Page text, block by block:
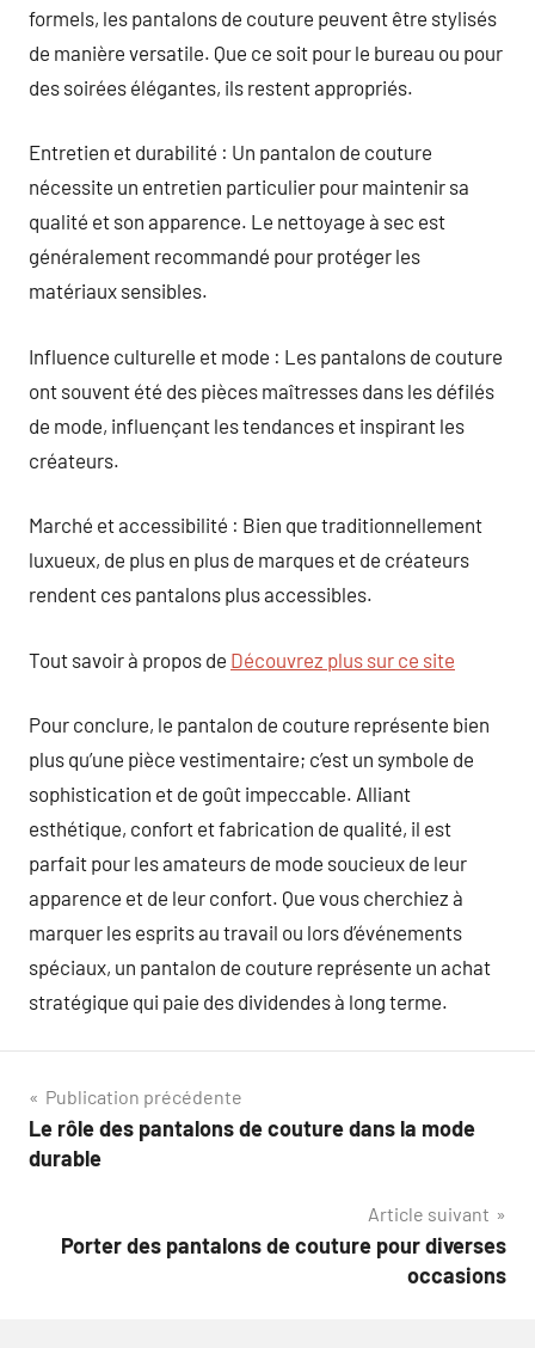
formels, les pantalons de couture peuvent être stylisés
de manière versatile. Que ce soit pour le bureau ou pour
des soirées élégantes, ils restent appropriés.
Entretien et durabilité : Un pantalon de couture
nécessite un entretien particulier pour maintenir sa
qualité et son apparence. Le nettoyage à sec est
généralement recommandé pour protéger les
matériaux sensibles.
Influence culturelle et mode : Les pantalons de couture
ont souvent été des pièces maîtresses dans les défilés
de mode, influençant les tendances et inspirant les
créateurs.
Marché et accessibilité : Bien que traditionnellement
luxueux, de plus en plus de marques et de créateurs
rendent ces pantalons plus accessibles.
Tout savoir à propos de Découvrez plus sur ce site
Pour conclure, le pantalon de couture représente bien
plus qu’une pièce vestimentaire; c’est un symbole de
sophistication et de goût impeccable. Alliant
esthétique, confort et fabrication de qualité, il est
parfait pour les amateurs de mode soucieux de leur
apparence et de leur confort. Que vous cherchiez à
marquer les esprits au travail ou lors d’événements
spéciaux, un pantalon de couture représente un achat
stratégique qui paie des dividendes à long terme.
Navigation
de
Publication précédente
Le rôle des pantalons de couture dans la mode
durable
Article suivant
Porter des pantalons de couture pour diverses
occasions